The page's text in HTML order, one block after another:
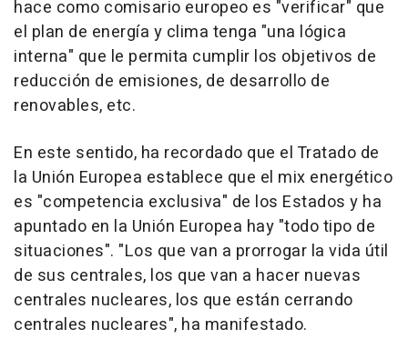
hace como comisario europeo es "verificar" que
el plan de energía y clima tenga "una lógica
interna" que le permita cumplir los objetivos de
reducción de emisiones, de desarrollo de
renovables, etc.
En este sentido, ha recordado que el Tratado de
la Unión Europea establece que el mix energético
es "competencia exclusiva" de los Estados y ha
apuntado en la Unión Europea hay "todo tipo de
situaciones". "Los que van a prorrogar la vida útil
de sus centrales, los que van a hacer nuevas
centrales nucleares, los que están cerrando
centrales nucleares", ha manifestado.